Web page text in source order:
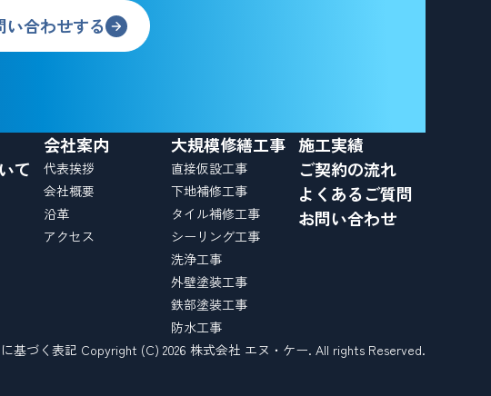
い合わせする
て
会社案内
代表挨拶
会社概要
沿革
アクセス
大規模修繕工事
直接仮設工事
下地補修工事
タイル補修工事
シーリング工事
洗浄工事
外壁塗装工事
鉄部塗装工事
防水工事
施工実績
ご契約の流れ
よくあるご質問
お問い合わせ
基づく表記 Copyright (C) 2026 株式会社 エヌ・ケー. All rights Reserved.